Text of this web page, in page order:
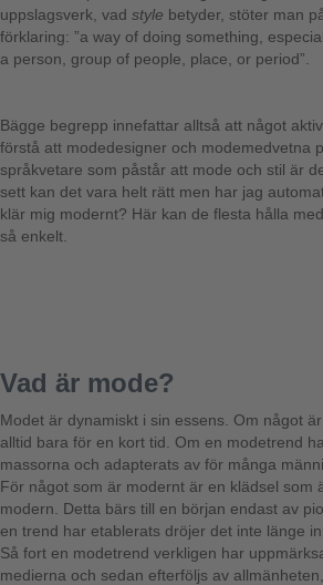
uppslagsverk, vad style betyder, stöter man
förklaring: ”a way of doing something,
a person, group of people, place, or period”.
Bägge begrepp innefattar alltså att något
förstå att modedesigner och modemedvetna
språkvetare som påstår att mode och stil är
sett kan det vara helt rätt men har jag
klär mig modernt? Här kan de flesta hålla
så enkelt.
Vad är mode?
Modet är dynamiskt i sin essens. Om något
alltid bara för en kort tid. Om en modetrend
massorna och adapterats av för många
För något som är modernt är en klädsel som
modern. Detta bärs till en början endast av
en trend har etablerats dröjer det inte länge
Så fort en modetrend verkligen har
medierna och sedan efterföljs av